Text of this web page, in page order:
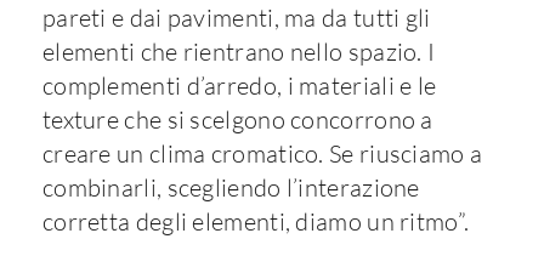
pareti e dai pavimenti, ma da tutti gli
elementi che rientrano nello spazio. I
complementi d’arredo, i materiali e le
texture che si scelgono concorrono a
creare un clima cromatico. Se riusciamo a
combinarli, scegliendo l’interazione
corretta degli elementi, diamo un ritmo”.